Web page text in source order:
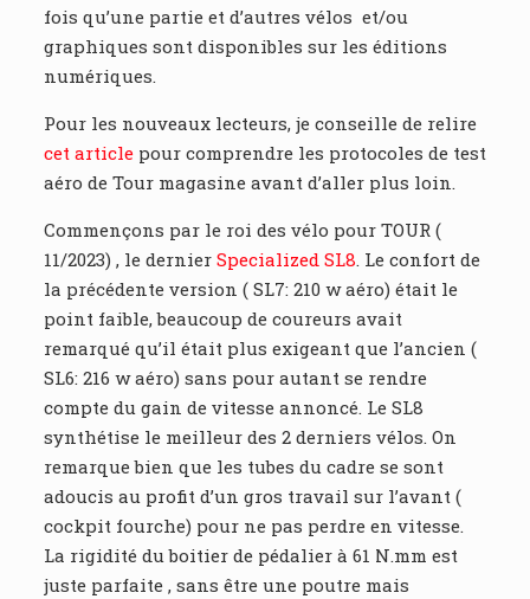
fois qu’une partie et d’autres vélos et/ou
graphiques sont disponibles sur les éditions
numériques.
Pour les nouveaux lecteurs, je conseille de relire
cet articlepour comprendre les protocoles de test
aéro de Tour magasine avant d’aller plus loin.
Commençons par le roi des vélo pour TOUR (
11/2023) , le dernier Specialized SL8 . Le confort de
la précédente version ( SL7: 210 w aéro) était le
point faible, beaucoup de coureurs avait
remarqué qu’il était plus exigeant que l’ancien (
SL6: 216 w aéro) sans pour autant se rendre
compte du gain de vitesse annoncé. Le SL8
synthétise le meilleur des 2 derniers vélos. On
remarque bien que les tubes du cadre se sont
adoucis au profit d’un gros travail sur l’avant (
cockpit fourche) pour ne pas perdre en vitesse.
La rigidité du boitier de pédalier à 61 N.mm est
juste parfaite , sans être une poutre mais